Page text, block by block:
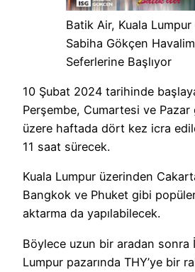
Batik Air, Kuala
Sabiha Gökçen
Seferlerine Başlıyor
10 Şubat 2024 tarihinde
Perşembe, Cumartesi ve
üzere haftada dört kez icra
11 saat sürecek.
Kuala Lumpur üzerinden
Bangkok ve Phuket gibi
aktarma da yapılabilecek.
Böylece uzun bir aradan sonra
Lumpur pazarında THY’ye bir